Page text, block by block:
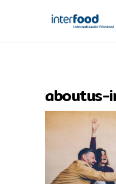
aboutus-